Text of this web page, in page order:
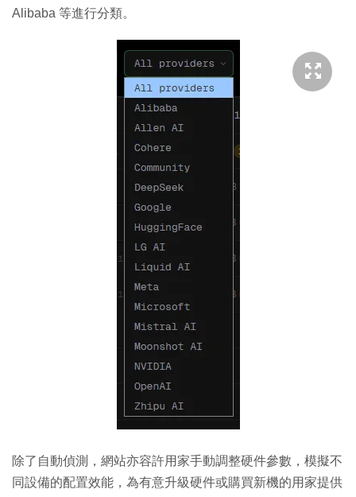
Alibaba 等進行分類。
除了自動偵測，網站亦容許用家手動調整硬件參數，模擬不
同設備的配置效能，為有意升級硬件或購買新機的用家提供